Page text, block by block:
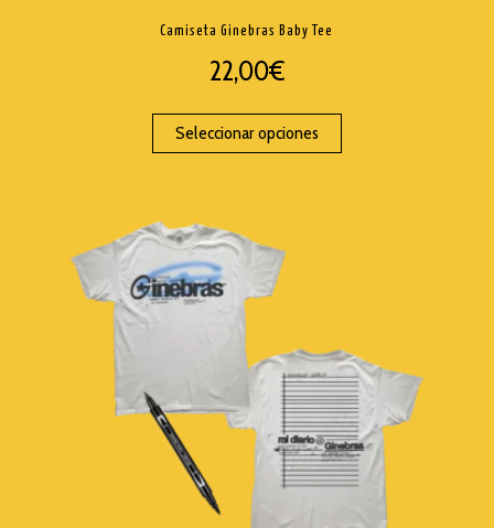
Camiseta Ginebras Baby Tee
22,00€
Seleccionar opciones